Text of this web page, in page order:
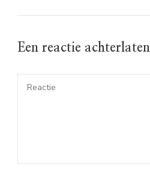
Een reactie achterlaten